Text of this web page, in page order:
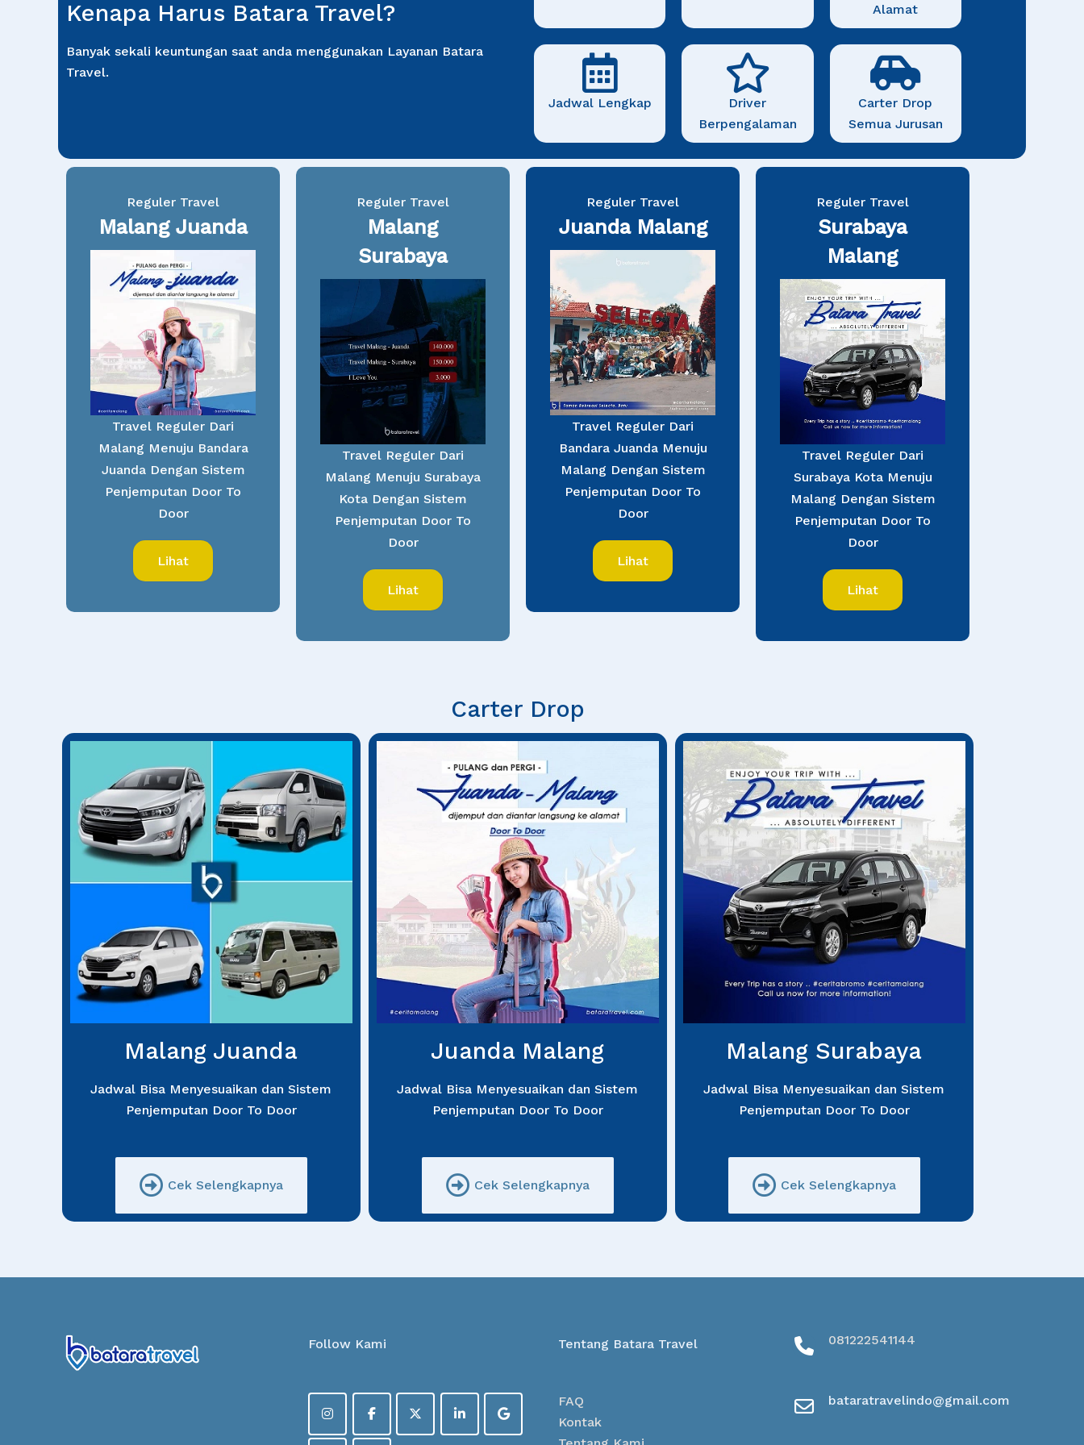
Kenapa Harus Batara Travel?
Banyak sekali keuntungan saat anda menggunakan Layanan Batara
Travel.
Alamat
Jadwal Lengkap
Driver
Berpengalaman
Carter Drop
Semua Jurusan
Reguler Travel
Malang Juanda
Travel Reguler Dari
Malang Menuju Bandara
Juanda Dengan Sistem
Penjemputan Door To
Door
Lihat
Reguler Travel
Malang
Surabaya
Travel Reguler Dari
Malang Menuju Surabaya
Kota Dengan Sistem
Penjemputan Door To
Door
Lihat
Reguler Travel
Juanda Malang
Travel Reguler Dari
Bandara Juanda Menuju
Malang Dengan Sistem
Penjemputan Door To
Door
Lihat
Reguler Travel
Surabaya
Malang
Travel Reguler Dari
Surabaya Kota Menuju
Malang Dengan Sistem
Penjemputan Door To
Door
Lihat
Carter Drop
Malang Juanda
Jadwal Bisa Menyesuaikan dan Sistem
Penjemputan Door To Door
Cek Selengkapnya
Juanda Malang
Jadwal Bisa Menyesuaikan dan Sistem
Penjemputan Door To Door
Cek Selengkapnya
Malang Surabaya
Jadwal Bisa Menyesuaikan dan Sistem
Penjemputan Door To Door
Cek Selengkapnya
Follow Kami Tentang Batara Travel
FAQ
Kontak
081222541144
bataratravelindo@gmail.com